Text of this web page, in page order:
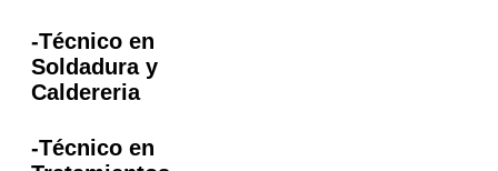
-Técnico en
Soldadura y
Caldereria
-Técnico en